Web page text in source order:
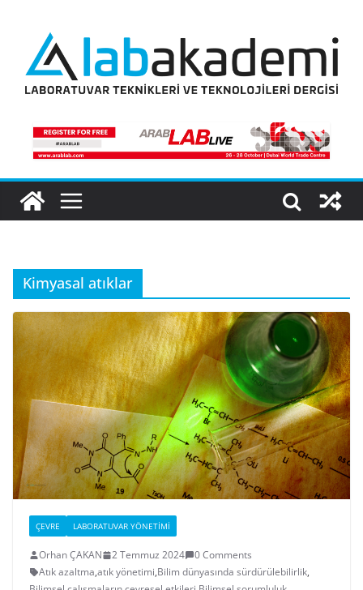
content
Kimyasal atıklar
ÇEVRE LABORATUVAR YÖNETIMI
Orhan ÇAKAN 2 Temmuz 2024
0 Comments
Atık azaltma,atık yönetimi,Bilim dünyasında sürdürülebilirlik,